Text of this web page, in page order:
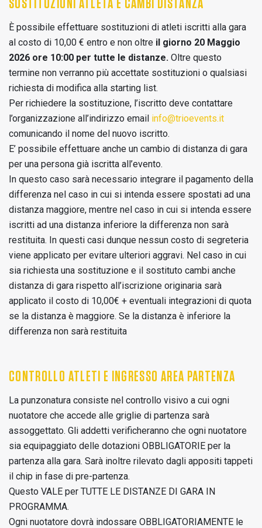
SOSTITUZIONI ATLETA E CAMBI DISTANZA
È possibile effettuare sostituzioni di atleti iscritti alla gara
al costo di 10,00 € entro e non oltre il giorno 20 Maggio
2026 ore 10:00 per tutte le distanze. Oltre questo
termine non verranno più accettate sostituzioni o qualsiasi
richiesta di modifica alla starting list.
Per richiedere la sostituzione, l’iscritto deve contattare
l’organizzazione all’indirizzo email info@trioevents.it
comunicando il nome del nuovo iscritto.
E’ possibile effettuare anche un cambio di distanza di gara
per una persona già iscritta all’evento.
In questo caso sarà necessario integrare il pagamento della
differenza nel caso in cui si intenda essere spostati ad una
distanza maggiore, mentre nel caso in cui si intenda essere
iscritti ad una distanza inferiore la differenza non sarà
restituita. In questi casi dunque nessun costo di segreteria
viene applicato per evitare ulteriori aggravi. Nel caso in cui
sia richiesta una sostituzione e il sostituto cambi anche
distanza di gara rispetto all’iscrizione originaria sarà
applicato il costo di 10,00€ + eventuali integrazioni di quota
se la distanza è maggiore. Se la distanza è inferiore la
differenza non sarà restituita
CONTROLLO ATLETI E INGRESSO AREA PARTENZA
La punzonatura consiste nel controllo visivo a cui ogni
nuotatore che accede alle griglie di partenza sarà
assoggettato. Gli addetti verificheranno che ogni nuotatore
sia equipaggiato delle dotazioni OBBLIGATORIE per la
partenza alla gara. Sarà inoltre rilevato dagli appositi tappeti
il chip in fase di pre-partenza.
Questo VALE per TUTTE LE DISTANZE DI GARA IN
PROGRAMMA.
Ogni nuotatore dovrà indossare OBBLIGATORIAMENTE le